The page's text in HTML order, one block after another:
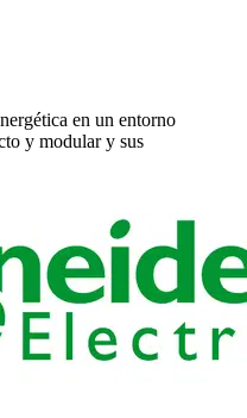
en un entorno
y modular y sus